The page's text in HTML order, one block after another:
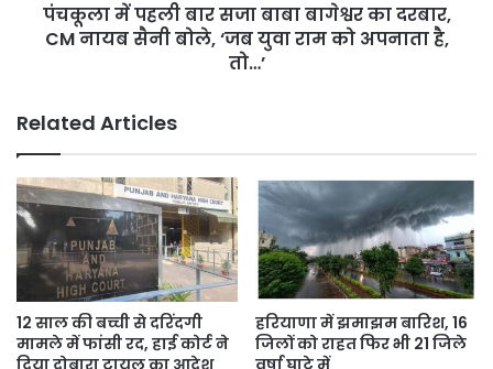
युवा
राम
को
अपनाता
है,
तो…’
पंचकूला में पहली बार सजा बाबा बागेश्वर का दरबार,
CM नायब सैनी बोले, ‘जब युवा राम को अपनाता है,
तो…’
Related Articles
12 साल की बच्ची से दरिंदगी
मामले में फांसी रद, हाई कोर्ट ने
दिया दोबारा ट्रायल का आदेश
हरियाणा में झमाझम बारिश, 16
जिलों को राहत फिर भी 21 जिले
वर्षा घाटे में